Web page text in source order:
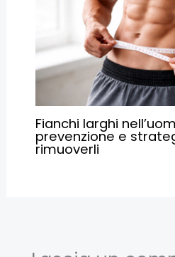
Fianchi larghi
prevenzione e
rimuoverli